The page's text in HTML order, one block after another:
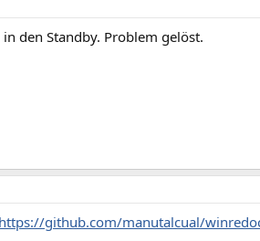
den Standby. Problem gelöst.
https://github.com/manutalcual/